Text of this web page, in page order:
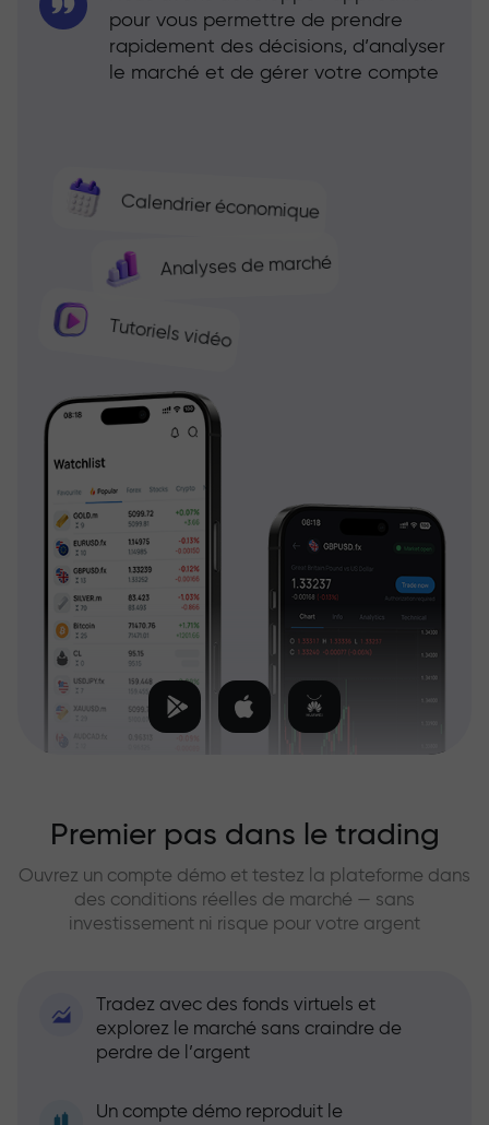
Calendrier économique
Analyses de marché
Tutoriels vidéo
pour vous permettre de prendre
rapidement des décisions, d’analyser
le marché et de gérer votre compte
Premier pas dans le trading
Ouvrez un compte démo et testez la plateforme dans
des conditions réelles de marché — sans
investissement ni risque pour votre argent
Tradez avec des fonds virtuels et
explorez le marché sans craindre de
perdre de l’argent
Un compte démo reproduit le